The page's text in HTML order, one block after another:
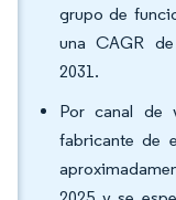
grupo de
una CAGR
2031.
Por canal de
fabricante de